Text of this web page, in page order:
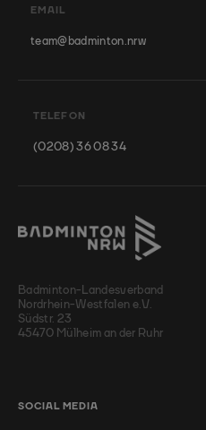
EMAIL
team@badminton.nrw
TELEFON
(0208) 36 08 34
Badminton-Landesverband
Nordrhein-Westfalen e.V.
Südstr. 23
45470 Mülheim an der Ruhr
SOCIAL MEDIA